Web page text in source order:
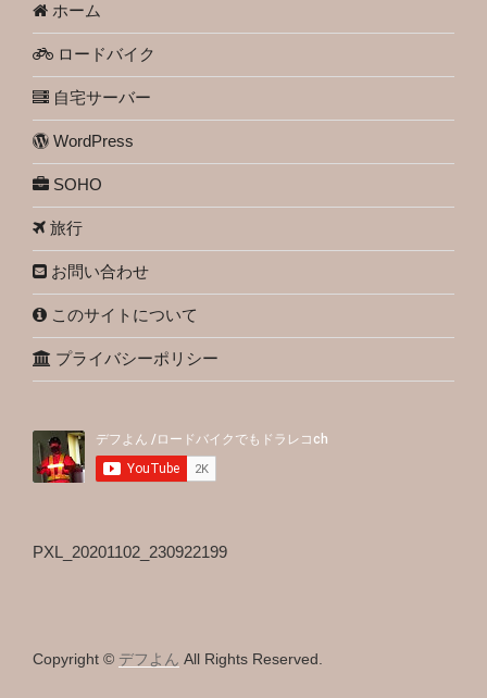
ホーム
ロードバイク
自宅サーバー
WordPress
SOHO
旅行
お問い合わせ
このサイトについて
プライバシーポリシー
PXL_20201102_230922199
Copyright © デフよん All Rights Reserved.